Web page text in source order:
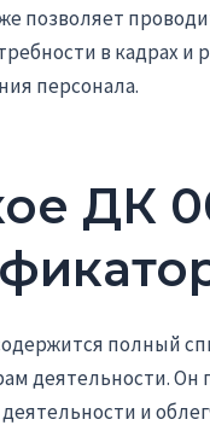
позволяет
в кадрах
персонала.
ДК
полный
деятельности.
и